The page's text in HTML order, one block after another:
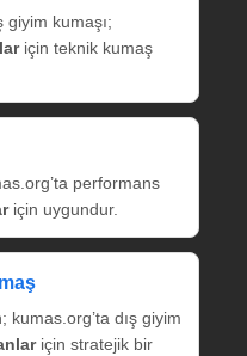
giyim kumaşı;
için teknik kumaş
performans
için uygundur.
dış giyim
için stratejik bir